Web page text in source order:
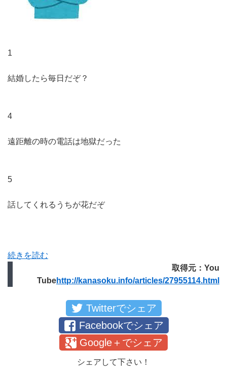
1
結婚したら毎日だぞ？
4
遠距離の時の電話は地獄だった
5
話してくれるうちが花だぞ
続きを読む
取得元：You
Tubehttp://kanasoku.info/articles/27955114.html
Twitterでシェア
Facebookでシェア
Google＋でシェア
シェアして下さい！